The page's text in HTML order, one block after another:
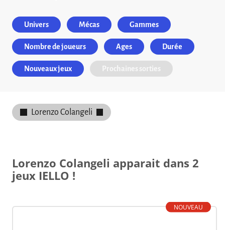
Univers Mécas Gammes
Nombre de joueurs Ages Durée
Nouveaux jeux Prochaines sorties
Lorenzo Colangeli
Lorenzo Colangeli apparait dans 2
jeux IELLO !
NOUVEAU